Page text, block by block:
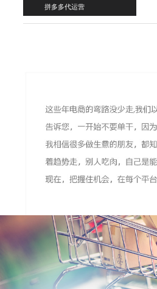
拼多多代运营